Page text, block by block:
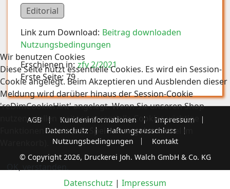
Editorial
Link zum Download: Beitrag downloaden
Nutzungsbedingungen
Erschienen in: zfv 2/2021
Erste Seite: 79
AGB Kundeninformationen
Impressum
Datenschutz
Haftungsausschluss
Nutzungsbedingungen
Kontakt
© Copyright 2026, Druckerei Joh. Walch GmbH & Co. KG
Wir benutzen Cookies
Diese Seite nutzt essentielle Cookies. Es wird ein Session-
Cookie angelegt. Beim Akzeptieren und Ausblenden dieser
Meldung wird darüber hinaus der Session-Cookie
'reDimCookieHint' angelegt. Wenn Sie unseren Shop
nutzen, stellen weitere essentielle Cookies wichtige
Funktionen bereit (z.B. Speicherung der Artikel im
Datenschutz | Impressum